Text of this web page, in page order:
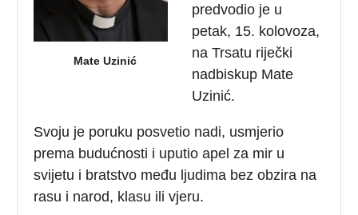
Mate Uzinić
predvodio je u
petak, 15. kolovoza,
na Trsatu riječki
nadbiskup Mate
Uzinić.
Svoju je poruku posvetio nadi, usmjerio
prema budućnosti i uputio apel za mir u
svijetu i bratstvo među ljudima bez obzira na
rasu i narod, klasu ili vjeru.